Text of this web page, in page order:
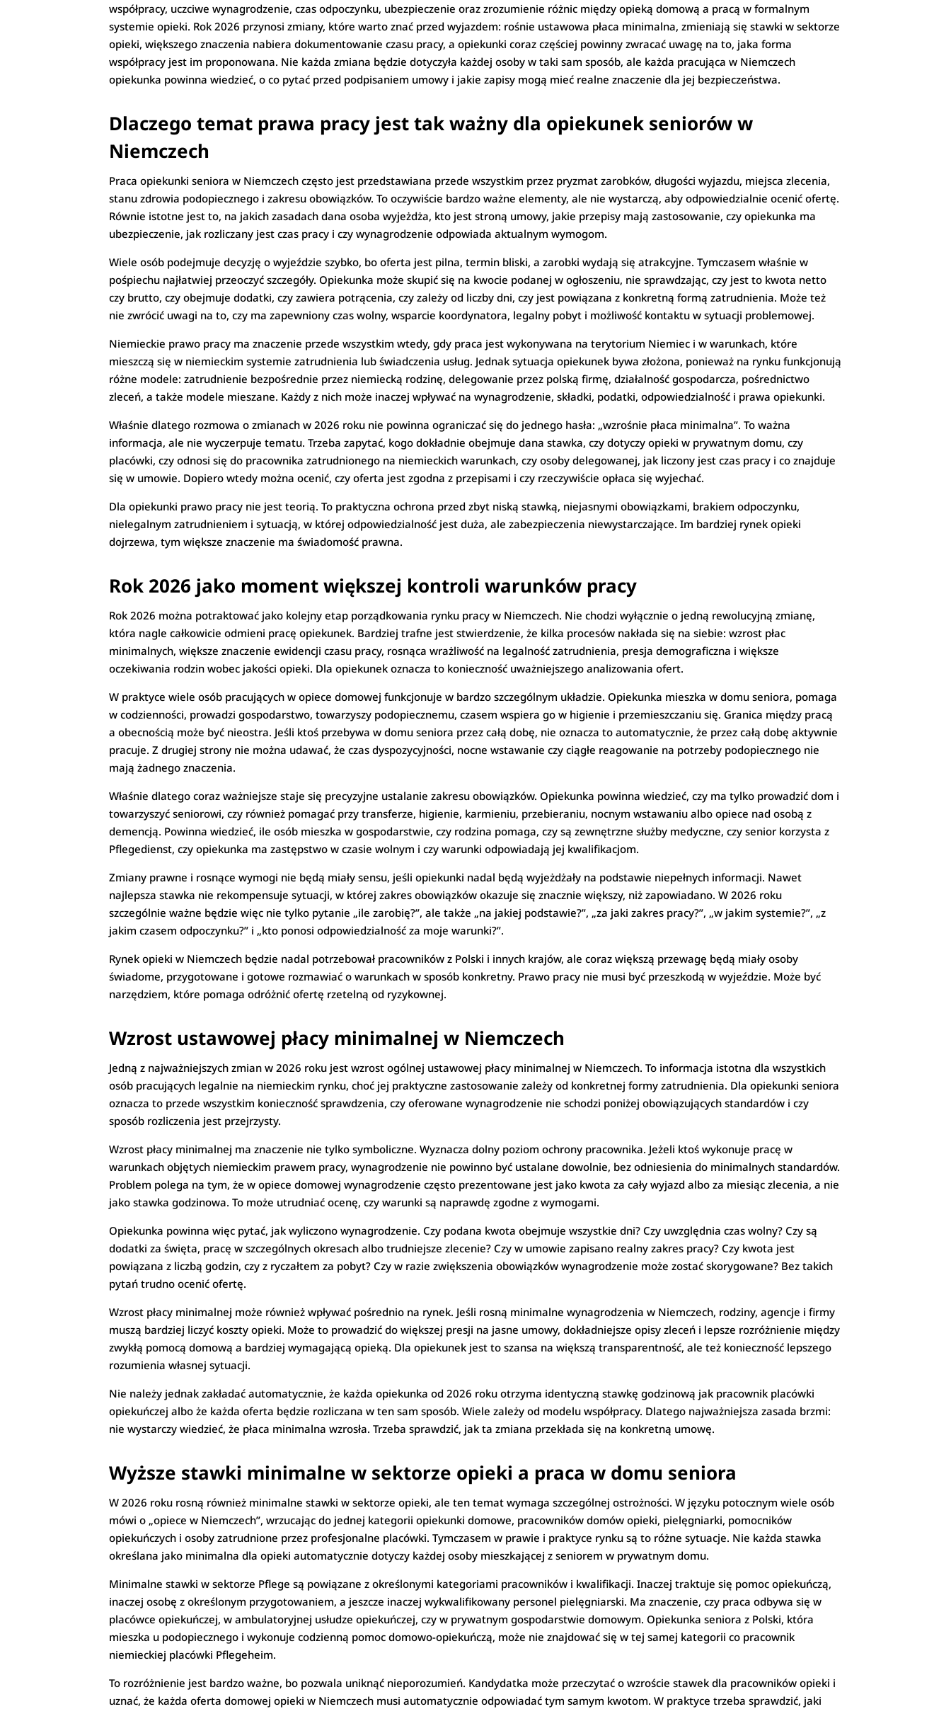
współpracy, uczciwe wynagrodzenie, czas odpoczynku, ubezpieczenie oraz zrozumienie różnic między opieką domową a pracą w formalnym
systemie opieki. Rok 2026 przynosi zmiany, które warto znać przed wyjazdem: rośnie ustawowa płaca minimalna, zmieniają się stawki w sektorze
opieki, większego znaczenia nabiera dokumentowanie czasu pracy, a opiekunki coraz częściej powinny zwracać uwagę na to, jaka forma
współpracy jest im proponowana. Nie każda zmiana będzie dotyczyła każdej osoby w taki sam sposób, ale każda pracująca w Niemczech
opiekunka powinna wiedzieć, o co pytać przed podpisaniem umowy i jakie zapisy mogą mieć realne znaczenie dla jej bezpieczeństwa.
Dlaczego temat prawa pracy jest tak ważny dla opiekunek seniorów w
Niemczech
Praca opiekunki seniora w Niemczech często jest przedstawiana przede wszystkim przez pryzmat zarobków, długości wyjazdu, miejsca zlecenia,
stanu zdrowia podopiecznego i zakresu obowiązków. To oczywiście bardzo ważne elementy, ale nie wystarczą, aby odpowiedzialnie ocenić ofertę.
Równie istotne jest to, na jakich zasadach dana osoba wyjeżdża, kto jest stroną umowy, jakie przepisy mają zastosowanie, czy opiekunka ma
ubezpieczenie, jak rozliczany jest czas pracy i czy wynagrodzenie odpowiada aktualnym wymogom.
Wiele osób podejmuje decyzję o wyjeździe szybko, bo oferta jest pilna, termin bliski, a zarobki wydają się atrakcyjne. Tymczasem właśnie w
pośpiechu najłatwiej przeoczyć szczegóły. Opiekunka może skupić się na kwocie podanej w ogłoszeniu, nie sprawdzając, czy jest to kwota netto
czy brutto, czy obejmuje dodatki, czy zawiera potrącenia, czy zależy od liczby dni, czy jest powiązana z konkretną formą zatrudnienia. Może też
nie zwrócić uwagi na to, czy ma zapewniony czas wolny, wsparcie koordynatora, legalny pobyt i możliwość kontaktu w sytuacji problemowej.
Niemieckie prawo pracy ma znaczenie przede wszystkim wtedy, gdy praca jest wykonywana na terytorium Niemiec i w warunkach, które
mieszczą się w niemieckim systemie zatrudnienia lub świadczenia usług. Jednak sytuacja opiekunek bywa złożona, ponieważ na rynku funkcjonują
różne modele: zatrudnienie bezpośrednie przez niemiecką rodzinę, delegowanie przez polską firmę, działalność gospodarcza, pośrednictwo
zleceń, a także modele mieszane. Każdy z nich może inaczej wpływać na wynagrodzenie, składki, podatki, odpowiedzialność i prawa opiekunki.
Właśnie dlatego rozmowa o zmianach w 2026 roku nie powinna ograniczać się do jednego hasła: „wzrośnie płaca minimalna”. To ważna
informacja, ale nie wyczerpuje tematu. Trzeba zapytać, kogo dokładnie obejmuje dana stawka, czy dotyczy opieki w prywatnym domu, czy
placówki, czy odnosi się do pracownika zatrudnionego na niemieckich warunkach, czy osoby delegowanej, jak liczony jest czas pracy i co znajduje
się w umowie. Dopiero wtedy można ocenić, czy oferta jest zgodna z przepisami i czy rzeczywiście opłaca się wyjechać.
Dla opiekunki prawo pracy nie jest teorią. To praktyczna ochrona przed zbyt niską stawką, niejasnymi obowiązkami, brakiem odpoczynku,
nielegalnym zatrudnieniem i sytuacją, w której odpowiedzialność jest duża, ale zabezpieczenia niewystarczające. Im bardziej rynek opieki
dojrzewa, tym większe znaczenie ma świadomość prawna.
Rok 2026 jako moment większej kontroli warunków pracy
Rok 2026 można potraktować jako kolejny etap porządkowania rynku pracy w Niemczech. Nie chodzi wyłącznie o jedną rewolucyjną zmianę,
która nagle całkowicie odmieni pracę opiekunek. Bardziej trafne jest stwierdzenie, że kilka procesów nakłada się na siebie: wzrost płac
minimalnych, większe znaczenie ewidencji czasu pracy, rosnąca wrażliwość na legalność zatrudnienia, presja demograficzna i większe
oczekiwania rodzin wobec jakości opieki. Dla opiekunek oznacza to konieczność uważniejszego analizowania ofert.
W praktyce wiele osób pracujących w opiece domowej funkcjonuje w bardzo szczególnym układzie. Opiekunka mieszka w domu seniora, pomaga
w codzienności, prowadzi gospodarstwo, towarzyszy podopiecznemu, czasem wspiera go w higienie i przemieszczaniu się. Granica między pracą
a obecnością może być nieostra. Jeśli ktoś przebywa w domu seniora przez całą dobę, nie oznacza to automatycznie, że przez całą dobę aktywnie
pracuje. Z drugiej strony nie można udawać, że czas dyspozycyjności, nocne wstawanie czy ciągłe reagowanie na potrzeby podopiecznego nie
mają żadnego znaczenia.
Właśnie dlatego coraz ważniejsze staje się precyzyjne ustalanie zakresu obowiązków. Opiekunka powinna wiedzieć, czy ma tylko prowadzić dom i
towarzyszyć seniorowi, czy również pomagać przy transferze, higienie, karmieniu, przebieraniu, nocnym wstawaniu albo opiece nad osobą z
demencją. Powinna wiedzieć, ile osób mieszka w gospodarstwie, czy rodzina pomaga, czy są zewnętrzne służby medyczne, czy senior korzysta z
Pflegedienst, czy opiekunka ma zastępstwo w czasie wolnym i czy warunki odpowiadają jej kwalifikacjom.
Zmiany prawne i rosnące wymogi nie będą miały sensu, jeśli opiekunki nadal będą wyjeżdżały na podstawie niepełnych informacji. Nawet
najlepsza stawka nie rekompensuje sytuacji, w której zakres obowiązków okazuje się znacznie większy, niż zapowiadano. W 2026 roku
szczególnie ważne będzie więc nie tylko pytanie „ile zarobię?”, ale także „na jakiej podstawie?”, „za jaki zakres pracy?”, „w jakim systemie?”, „z
jakim czasem odpoczynku?” i „kto ponosi odpowiedzialność za moje warunki?”.
Rynek opieki w Niemczech będzie nadal potrzebował pracowników z Polski i innych krajów, ale coraz większą przewagę będą miały osoby
świadome, przygotowane i gotowe rozmawiać o warunkach w sposób konkretny. Prawo pracy nie musi być przeszkodą w wyjeździe. Może być
narzędziem, które pomaga odróżnić ofertę rzetelną od ryzykownej.
Wzrost ustawowej płacy minimalnej w Niemczech
Jedną z najważniejszych zmian w 2026 roku jest wzrost ogólnej ustawowej płacy minimalnej w Niemczech. To informacja istotna dla wszystkich
osób pracujących legalnie na niemieckim rynku, choć jej praktyczne zastosowanie zależy od konkretnej formy zatrudnienia. Dla opiekunki seniora
oznacza to przede wszystkim konieczność sprawdzenia, czy oferowane wynagrodzenie nie schodzi poniżej obowiązujących standardów i czy
sposób rozliczenia jest przejrzysty.
Wzrost płacy minimalnej ma znaczenie nie tylko symboliczne. Wyznacza dolny poziom ochrony pracownika. Jeżeli ktoś wykonuje pracę w
warunkach objętych niemieckim prawem pracy, wynagrodzenie nie powinno być ustalane dowolnie, bez odniesienia do minimalnych standardów.
Problem polega na tym, że w opiece domowej wynagrodzenie często prezentowane jest jako kwota za cały wyjazd albo za miesiąc zlecenia, a nie
jako stawka godzinowa. To może utrudniać ocenę, czy warunki są naprawdę zgodne z wymogami.
Opiekunka powinna więc pytać, jak wyliczono wynagrodzenie. Czy podana kwota obejmuje wszystkie dni? Czy uwzględnia czas wolny? Czy są
dodatki za święta, pracę w szczególnych okresach albo trudniejsze zlecenie? Czy w umowie zapisano realny zakres pracy? Czy kwota jest
powiązana z liczbą godzin, czy z ryczałtem za pobyt? Czy w razie zwiększenia obowiązków wynagrodzenie może zostać skorygowane? Bez takich
pytań trudno ocenić ofertę.
Wzrost płacy minimalnej może również wpływać pośrednio na rynek. Jeśli rosną minimalne wynagrodzenia w Niemczech, rodziny, agencje i firmy
muszą bardziej liczyć koszty opieki. Może to prowadzić do większej presji na jasne umowy, dokładniejsze opisy zleceń i lepsze rozróżnienie między
zwykłą pomocą domową a bardziej wymagającą opieką. Dla opiekunek jest to szansa na większą transparentność, ale też konieczność lepszego
rozumienia własnej sytuacji.
Nie należy jednak zakładać automatycznie, że każda opiekunka od 2026 roku otrzyma identyczną stawkę godzinową jak pracownik placówki
opiekuńczej albo że każda oferta będzie rozliczana w ten sam sposób. Wiele zależy od modelu współpracy. Dlatego najważniejsza zasada brzmi:
nie wystarczy wiedzieć, że płaca minimalna wzrosła. Trzeba sprawdzić, jak ta zmiana przekłada się na konkretną umowę.
Wyższe stawki minimalne w sektorze opieki a praca w domu seniora
W 2026 roku rosną również minimalne stawki w sektorze opieki, ale ten temat wymaga szczególnej ostrożności. W języku potocznym wiele osób
mówi o „opiece w Niemczech”, wrzucając do jednej kategorii opiekunki domowe, pracowników domów opieki, pielęgniarki, pomocników
opiekuńczych i osoby zatrudnione przez profesjonalne placówki. Tymczasem w prawie i praktyce rynku są to różne sytuacje. Nie każda stawka
określana jako minimalna dla opieki automatycznie dotyczy każdej osoby mieszkającej z seniorem w prywatnym domu.
Minimalne stawki w sektorze Pflege są powiązane z określonymi kategoriami pracowników i kwalifikacji. Inaczej traktuje się pomoc opiekuńczą,
inaczej osobę z określonym przygotowaniem, a jeszcze inaczej wykwalifikowany personel pielęgniarski. Ma znaczenie, czy praca odbywa się w
placówce opiekuńczej, w ambulatoryjnej usłudze opiekuńczej, czy w prywatnym gospodarstwie domowym. Opiekunka seniora z Polski, która
mieszka u podopiecznego i wykonuje codzienną pomoc domowo-opiekuńczą, może nie znajdować się w tej samej kategorii co pracownik
niemieckiej placówki Pflegeheim.
To rozróżnienie jest bardzo ważne, bo pozwala uniknąć nieporozumień. Kandydatka może przeczytać o wzroście stawek dla pracowników opieki i
uznać, że każda oferta domowej opieki w Niemczech musi automatycznie odpowiadać tym samym kwotom. W praktyce trzeba sprawdzić, jaki